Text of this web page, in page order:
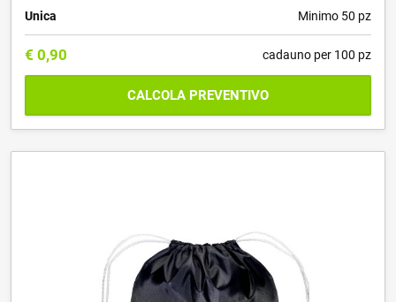
Unica Minimo 50 pz
€ 0,90 cadauno per 100 pz
CALCOLA PREVENTIVO